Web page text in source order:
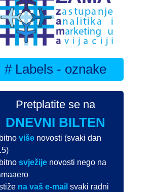
# Labels - oznake
Pretplatite se na
DNEVNI BILTEN
više novosti (svaki dan
svježije novosti nego na
na vaš e-mail svaki radni